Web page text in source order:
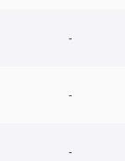
-
-
-